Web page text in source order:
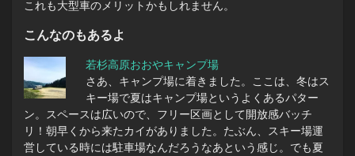
これも大型車のメリットかもしれません。
こんなのもあるよ
若杉高原おおやキャンプ場
さあ、キャンプ場に着きました。ここは、冬はス
キー場で夏はキャンプ場というよくあるパター
ン。スペースは広いので、フリー区画として開放感バッチ
リ！朝早くから来たカイがありました。たぶん、スキー場運
営している時には駐車場なんだろうなあという感じ。でも夏